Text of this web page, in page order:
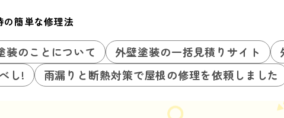
簡単な修理法
装のことについて 外壁塗装の一括見積りサイト
し!
雨漏りと断熱対策で屋根の修理を依頼しました